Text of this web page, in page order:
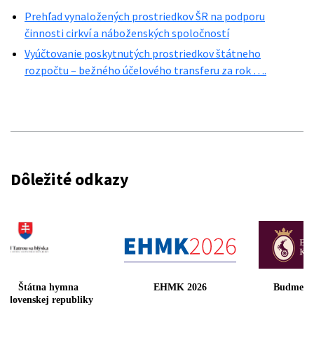
Prehľad vynaložených prostriedkov ŠR na podporu
činnosti cirkví a náboženských spoločností
Vyúčtovanie poskytnutých prostriedkov štátneho
rozpočtu – bežného účelového transferu za rok ….
Dôležité odkazy
Štátna hymna
Slovenskej republiky
EHMK 2026